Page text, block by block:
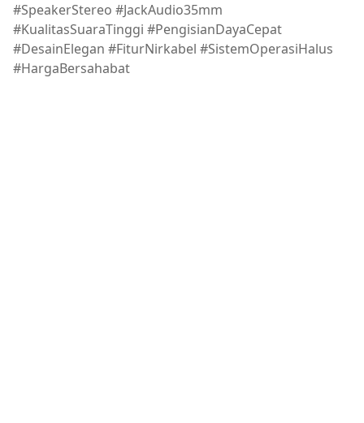
#SpeakerStereo #JackAudio35mm
#KualitasSuaraTinggi #PengisianDayaCepat
#DesainElegan #FiturNirkabel #SistemOperasiHalus
#HargaBersahabat